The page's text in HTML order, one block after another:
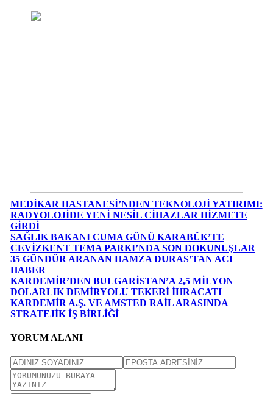
MEDİKAR HASTANESİ’NDEN TEKNOLOJİ YATIRIMI:
RADYOLOJİDE YENİ NESİL CİHAZLAR HİZMETE
GİRDİ
SAĞLIK BAKANI CUMA GÜNÜ KARABÜK’TE
CEVİZKENT TEMA PARKI’NDA SON DOKUNUŞLAR
35 GÜNDÜR ARANAN HAMZA DURAS’TAN ACI
HABER
KARDEMİR’DEN BULGARİSTAN’A 2,5 MİLYON
DOLARLIK DEMİRYOLU TEKERİ İHRACATI
KARDEMİR A.Ş. VE AMSTED RAİL ARASINDA
STRATEJİK İŞ BİRLİĞİ
YORUM ALANI